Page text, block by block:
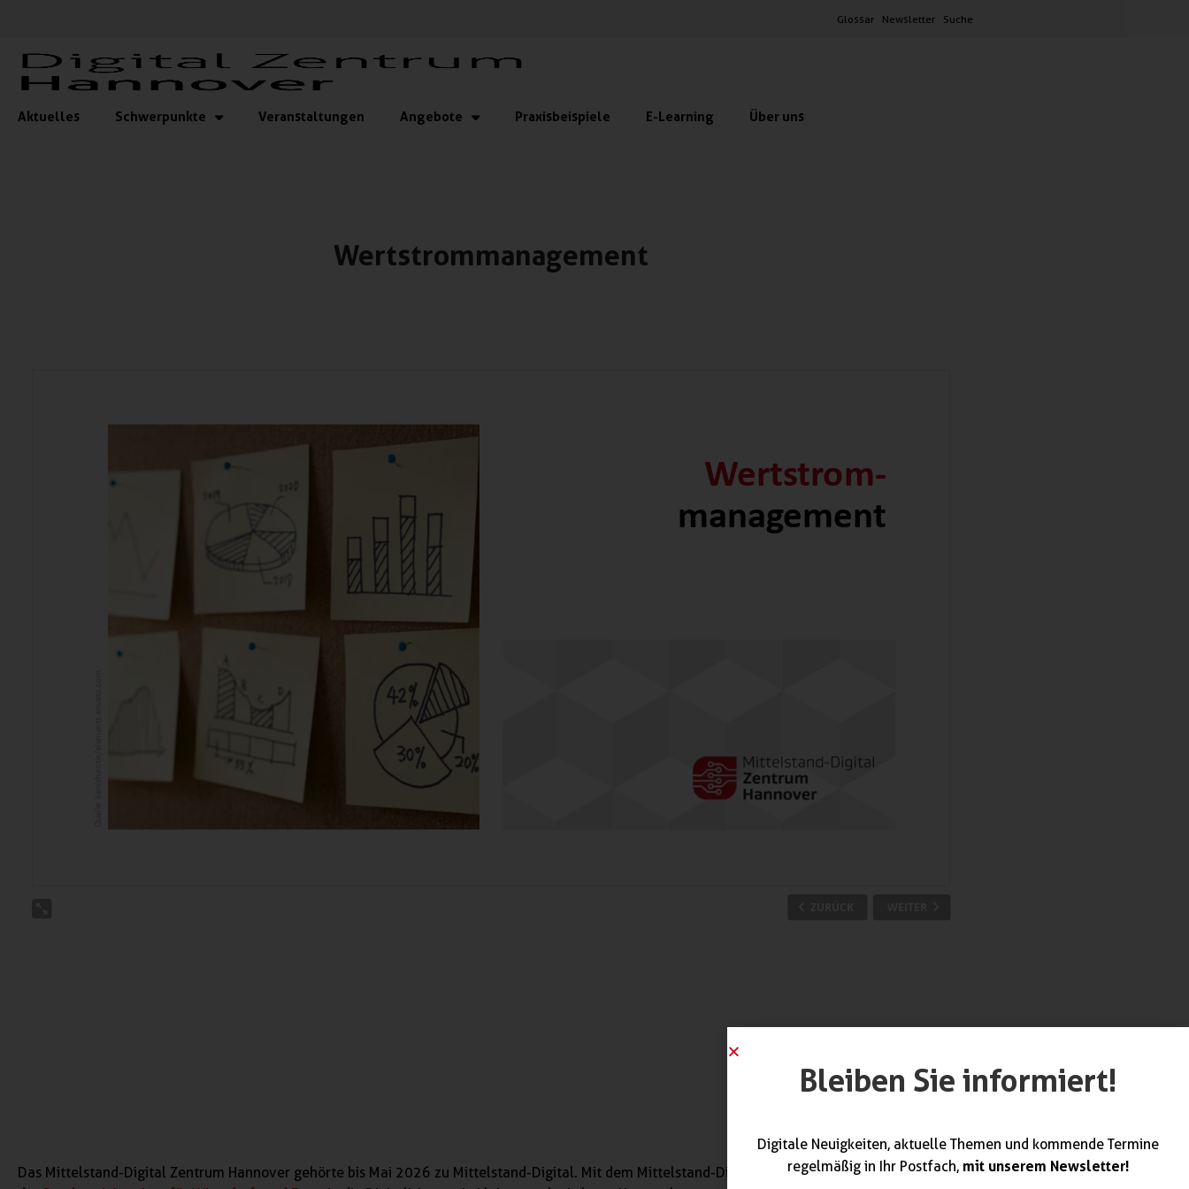
Glossar Newsletter Suche
Aktuelles Schwerpunkte Veranstaltungen Angebote Praxisbeispiele E-Learning Über uns
Wertstrommanagement
Das Mittelstand-Digital Zentrum Hannover gehörte bis Mai 2026 zu Mittelstand-Digital. Mit dem Mittelstand-Digital Netzwerk unterstützt
Bleiben Sie informiert!
Digitale Neuigkeiten, aktuelle Themen und kommende Termine
regelmäßig in Ihr Postfach, mit unserem Newsletter!